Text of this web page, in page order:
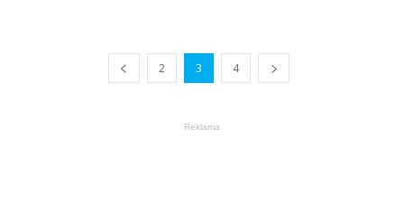
2 3 4
Reklama